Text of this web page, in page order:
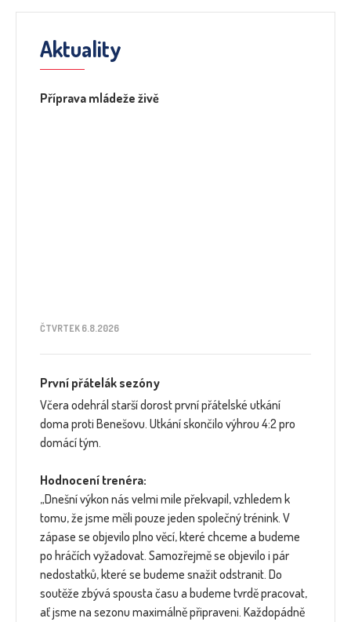
Aktuality
Příprava mládeže živě
ČTVRTEK 6.8.2026
První přátelák sezóny
Včera odehrál starší dorost první přátelské utkání
doma proti Benešovu. Utkání skončilo výhrou 4:2 pro
domácí tým.
Hodnocení trenéra:
„Dnešní výkon nás velmi mile překvapil, vzhledem k
tomu, že jsme měli pouze jeden společný trénink. V
zápase se objevilo plno věcí, které chceme a budeme
po hráčích vyžadovat. Samozřejmě se objevilo i pár
nedostatků, které se budeme snažit odstranit. Do
soutěže zbývá spousta času a budeme tvrdě pracovat,
ať jsme na sezonu maximálně připraveni. Každopádně